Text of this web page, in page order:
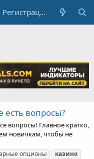
Регистрация
вопросы?
вопросы! Главное кратко,
новичкам, чтобы не
опционы
казино